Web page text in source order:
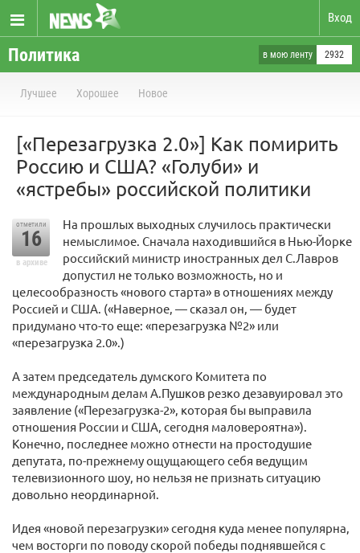
Вход
Политика в мою ленту 2932
Лучшее Хорошее Новое
[«Перезагрузка 2.0»] Как помирить
Россию и США? «Голуби» и
«ястребы» российской политики
отметили
16
в архиве
На прошлых выходных случилось практически
немыслимое. Сначала находившийся в Нью-Йорке
российский министр иностранных дел С.Лавров
допустил не только возможность, но и
целесообразность «нового старта» в отношениях между
Россией и США. («Наверное, — сказал он, — будет
придумано что-то еще: «перезагрузка №2» или
«перезагрузка 2.0».)
А затем председатель думского Комитета по
международным делам А.Пушков резко дезавуировал это
заявление («Перезагрузка-2», которая бы выправила
отношения России и США, сегодня маловероятна»).
Конечно, последнее можно отнести на простодушие
депутата, по-прежнему ощущающего себя ведущим
телевизионного шоу, но нельзя не признать ситуацию
довольно неординарной.
Идея «новой перезагрузки» сегодня куда менее популярна,
чем восторги по поводу скорой победы поднявшейся с